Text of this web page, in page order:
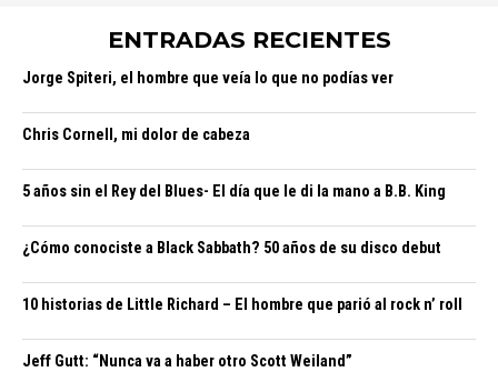
ENTRADAS RECIENTES
Jorge Spiteri, el hombre que veía lo que no podías ver
Chris Cornell, mi dolor de cabeza
5 años sin el Rey del Blues- El día que le di la mano a B.B. King
¿Cómo conociste a Black Sabbath? 50 años de su disco debut
10 historias de Little Richard – El hombre que parió al rock n’ roll
Jeff Gutt: “Nunca va a haber otro Scott Weiland”